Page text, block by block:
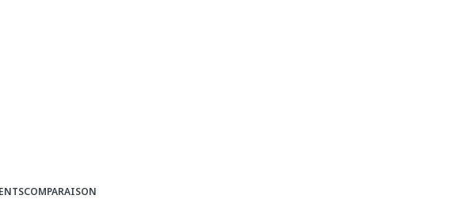
COMPARAISON